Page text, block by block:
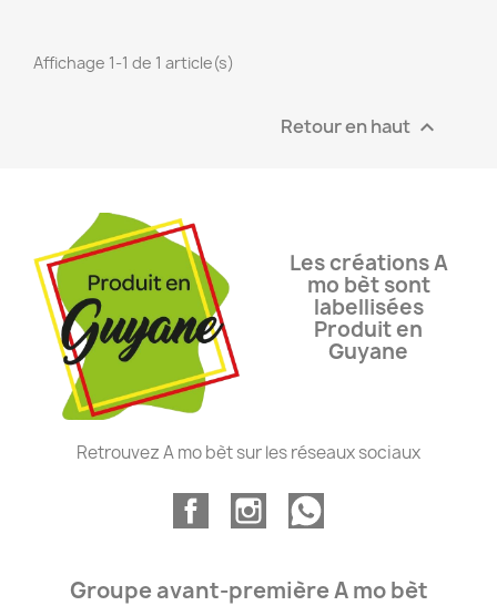
Affichage 1-1 de 1 article(s)
Retour en haut 
Les créations A
mo bèt sont
labellisées
Produit en
Guyane
Retrouvez A mo bèt sur les réseaux sociaux
Groupe avant-première A mo bèt